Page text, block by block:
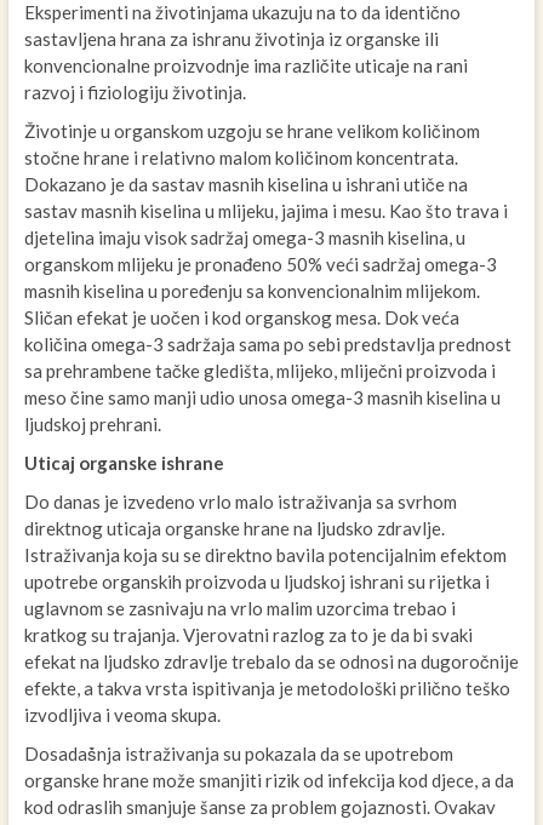
Eksperimenti na životinjama ukazuju na to da identično
sastavljena hrana za ishranu životinja iz organske ili
konvencionalne proizvodnje ima različite uticaje na rani
razvoj i fiziologiju životinja.
Životinje u organskom uzgoju se hrane velikom količinom
stočne hrane i relativno malom količinom koncentrata.
Dokazano je da sastav masnih kiselina u ishrani utiče na
sastav masnih kiselina u mlijeku, jajima i mesu. Kao što trava i
djetelina imaju visok sadržaj omega-3 masnih kiselina, u
organskom mlijeku je pronađeno 50% veći sadržaj omega-3
masnih kiselina u poređenju sa konvencionalnim mlijekom.
Sličan efekat je uočen i kod organskog mesa. Dok veća
količina omega-3 sadržaja sama po sebi predstavlja prednost
sa prehrambene tačke gledišta, mlijeko, mliječni proizvoda i
meso čine samo manji udio unosa omega-3 masnih kiselina u
ljudskoj prehrani.
Uticaj organske ishrane
Do danas je izvedeno vrlo malo istraživanja sa svrhom
direktnog uticaja organske hrane na ljudsko zdravlje.
Istraživanja koja su se direktno bavila potencijalnim efektom
upotrebe organskih proizvoda u ljudskoj ishrani su rijetka i
uglavnom se zasnivaju na vrlo malim uzorcima trebao i
kratkog su trajanja. Vjerovatni razlog za to je da bi svaki
efekat na ljudsko zdravlje trebalo da se odnosi na dugoročnije
efekte, a takva vrsta ispitivanja je metodološki prilično teško
izvodljiva i veoma skupa.
Dosadaṧnja istraživanja su pokazala da se upotrebom
organske hrane može smanjiti rizik od infekcija kod djece, a da
kod odraslih smanjuje šanse za problem gojaznosti. Ovakav